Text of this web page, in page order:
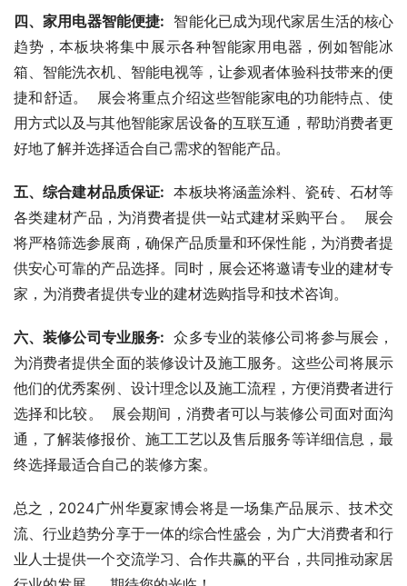
四、家用电器智能便捷:
  智能化已成为现代家居生活的核心
趋势，本板块将集中展示各种智能家用电器，例如智能冰
箱、智能洗衣机、智能电视等，让参观者体验科技带来的便
捷和舒适。  展会将重点介绍这些智能家电的功能特点、使
用方式以及与其他智能家居设备的互联互通，帮助消费者更
好地了解并选择适合自己需求的智能产品。
五、综合建材品质保证:
  本板块将涵盖涂料、瓷砖、石材等
各类建材产品，为消费者提供一站式建材采购平台。  展会
将严格筛选参展商，确保产品质量和环保性能，为消费者提
供安心可靠的产品选择。同时，展会还将邀请专业的建材专
家，为消费者提供专业的建材选购指导和技术咨询。
六、装修公司专业服务:
  众多专业的装修公司将参与展会，
为消费者提供全面的装修设计及施工服务。这些公司将展示
他们的优秀案例、设计理念以及施工流程，方便消费者进行
选择和比较。  展会期间，消费者可以与装修公司面对面沟
通，了解装修报价、施工工艺以及售后服务等详细信息，最
终选择最适合自己的装修方案。
总之，2024广州华夏家博会将是一场集产品展示、技术交
流、行业趋势分享于一体的综合性盛会，为广大消费者和行
业人士提供一个交流学习、合作共赢的平台，共同推动家居